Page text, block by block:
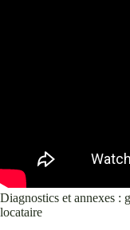
Diagnostics et annexes :
locataire